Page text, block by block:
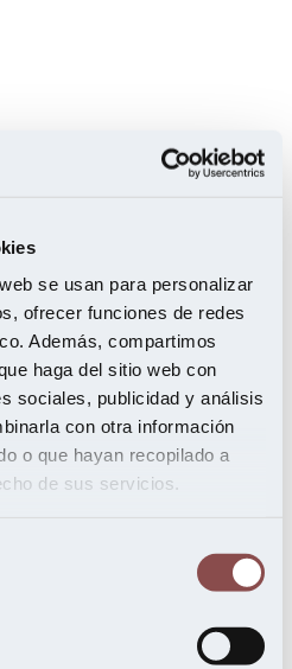
se usan para personalizar
ofrecer funciones de redes
Además, compartimos
haga del sitio web con
sociales, publicidad y análisis
con otra información
o que hayan recopilado a
de sus servicios.
en